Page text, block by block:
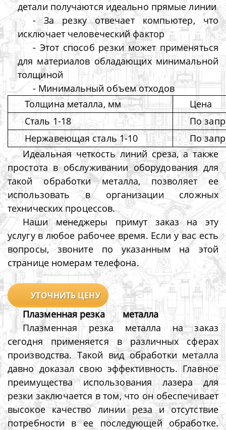
детали получаются идеально прямые линии
- За резку отвечает компьютер, что
исключает человеческий фактор
- Этот способ резки может применяться
для материалов обладающих минимальной
толщиной
- Минимальный объем отходов
Толщина металла, мм
Цена
Сталь 1-18
По
Нержавеющая сталь 1-10
По
Идеальная четкость линий среза, а также
простота в обслуживании оборудования для
такой обработки металла, позволяет ее
использовать в организации сложных
технических процессов.
Наши менеджеры примут заказ на эту
услугу в любое рабочее время. Если у вас есть
вопросы, звоните по указанным на этой
странице номерам телефона.
УТОЧНИТЬ ЦЕНУ
Плазменная резка
металла
Плазменная резка металла на заказ
сегодня применяется в различных сферах
производства. Такой вид обработки металла
давно доказал свою эффективность. Главное
преимущества использования лазера для
резки заключается в том, что он обеспечивает
высокое качество линии реза и отсутствие
потребности в ее последующей обработке.